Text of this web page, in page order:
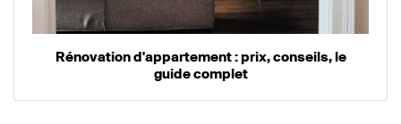
Rénovation d'appartement : prix, conseils, le
guide complet